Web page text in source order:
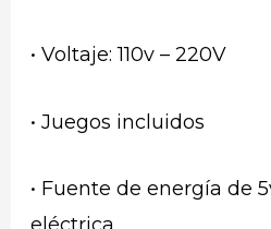
• Voltaje: 110v – 220V
• Juegos incluidos
• Fuente de energía de